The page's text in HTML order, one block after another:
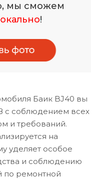
мы сможем
!
Баик BJ40 вы
с соблюдением всех
и требований.
на
уделяет особое
и соблюдению
по ремонтной